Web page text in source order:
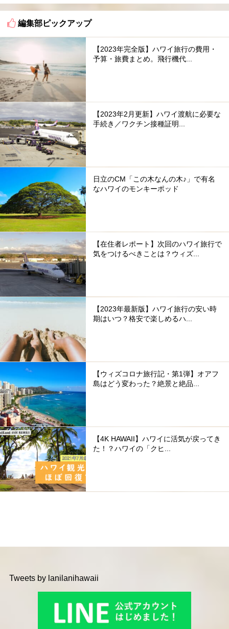
編集部ピックアップ
【2023年完全版】ハワイ旅行の費用・
予算・旅費まとめ。飛行機代...
【2023年2月更新】ハワイ渡航に必要な
手続き／ワクチン接種証明...
日立のCM「この木なんの木♪」で有名
なハワイのモンキーポッド
【在住者レポート】次回のハワイ旅行で
気をつけるべきことは？ウィズ...
【2023年最新版】ハワイ旅行の安い時
期はいつ？格安で楽しめるハ...
【ウィズコロナ旅行記・第1弾】オアフ
島はどう変わった？絶景と絶品...
【4K HAWAII】ハワイに活気が戻ってき
た！？ハワイの「クヒ...
Tweets by lanilanihawaii